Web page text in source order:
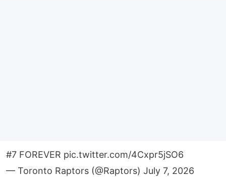
#7 FOREVER pic.twitter.com/4Cxpr5jSO6
— Toronto Raptors (@Raptors) July 7, 2026